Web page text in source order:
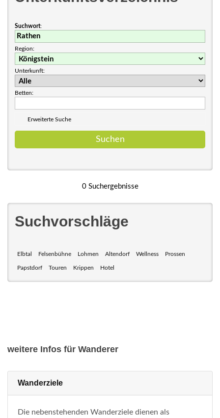
Suchwort:
Region:
Unterkunft:
Betten:
Erweiterte Suche
0 Suchergebnisse
Suchvorschläge
Elbtal Felsenbühne Lohmen Altendorf Wellness Prossen
Papstdorf Touren Krippen Hotel
weitere Infos für Wanderer
Wanderziele
Die nebenstehenden Wanderziele dienen als